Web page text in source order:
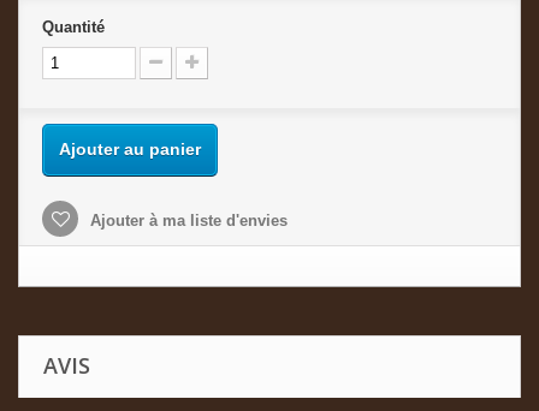
Quantité
Ajouter au panier
Ajouter à ma liste d'envies
AVIS